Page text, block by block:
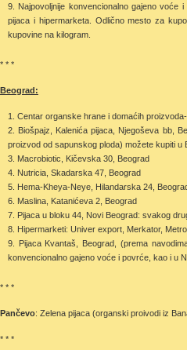
Najpovoljnije konvencionalno gajeno
pijaca i hipermarketa. Odlično mesto za
kupovine na kilogram.
* * *
Beograd:
Centar organske hrane i domaćih
Biošpajz, Kalenića pijaca, Njegoševa bb,
proizvod od sapunskog ploda) možete kupiti
Macrobiotic, Kičevska 30, Beograd
Nutricia, Skadarska 47, Beograd
Hema-Kheya-Neye, Hilandarska 24,
Maslina, Katanićeva 2, Beograd
Pijaca u bloku 44, Novi Beograd: svakog
Hipermarketi: Univer export, Merkator, Metro
Pijaca Kvantaš, Beograd, (prema
konvencionalno gajeno voće i povrće, kao i u
* * *
Pančevo: Zelena pijaca (organski proivodi iz
* * *